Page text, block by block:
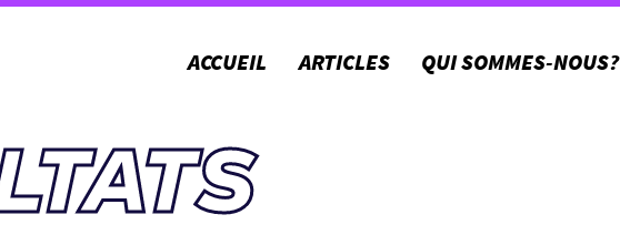
ACCUEIL ARTICLES QUI SOMMES-NOUS?